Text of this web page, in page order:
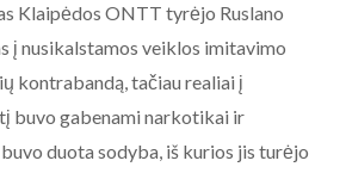
Klaipėdos ONTT tyrėjo Ruslano
į nusikalstamos veiklos imitavimo
kontrabandą, tačiau realiai į
buvo gabenami narkotikai ir
duota sodyba, iš kurios jis turėjo